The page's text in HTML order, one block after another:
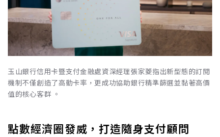
玉山銀行信用卡暨支付金融處資深經理張家菱指出新型態的訂閱
機制不僅創造了高動卡率，更成功協助銀行精準篩選並黏著高價
值的核心客群 。
點數經濟圈發威，打造隨身支付顧問